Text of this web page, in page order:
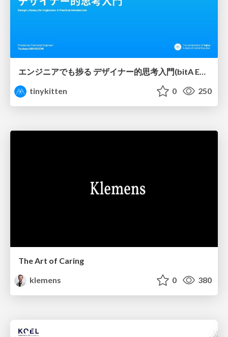
エンジニアでも捗る デザイナー的思考入門(bitA Edit 新ver)
tinykitten
0 250
The Art of Caring
klemens
0 380